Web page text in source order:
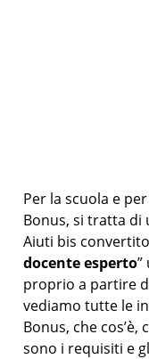
Per la scuola e
Bonus, si tratta
Aiuti bis
docente esperto
proprio a partire
vediamo tutte le
Bonus, che
sono i requisiti e